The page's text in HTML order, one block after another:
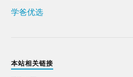
学爸优选
本站相关链接